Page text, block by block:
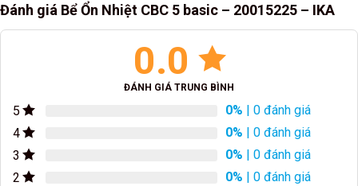
Đánh giá Bể Ổn Nhiệt CBC 5 basic – 20015225 – IKA
0.0
ĐÁNH GIÁ TRUNG BÌNH
5 0% | 0 đánh giá
4
0% | 0 đánh giá
3
0% | 0 đánh giá
2
0% | 0 đánh giá